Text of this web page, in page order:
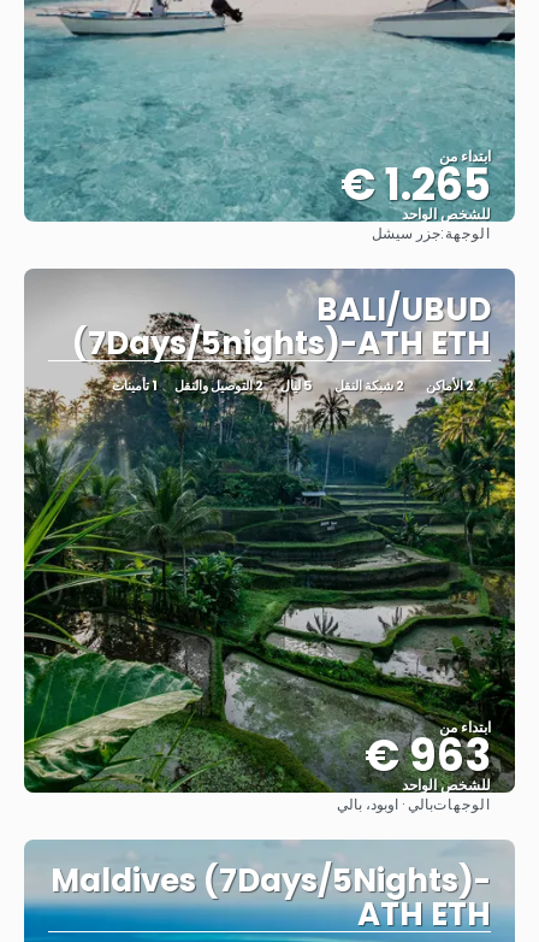
ابتداء من
1.265 €
للشخص الواحد
الوجهة:جزر سيشل
BALI/UBUD
(7Days/5nights)-ATH ETH
2 الأماكن 2 شبكة النقل 5 ليال 2 التوصيل والنقل 1 تأمينات
ابتداء من
963 €
للشخص الواحد
الوجهاتبالي · اوبود، بالي
Maldives (7Days/5Nights)-
ATH ETH